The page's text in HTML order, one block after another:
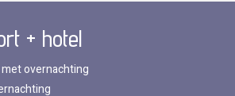
+ hotel
overnachting